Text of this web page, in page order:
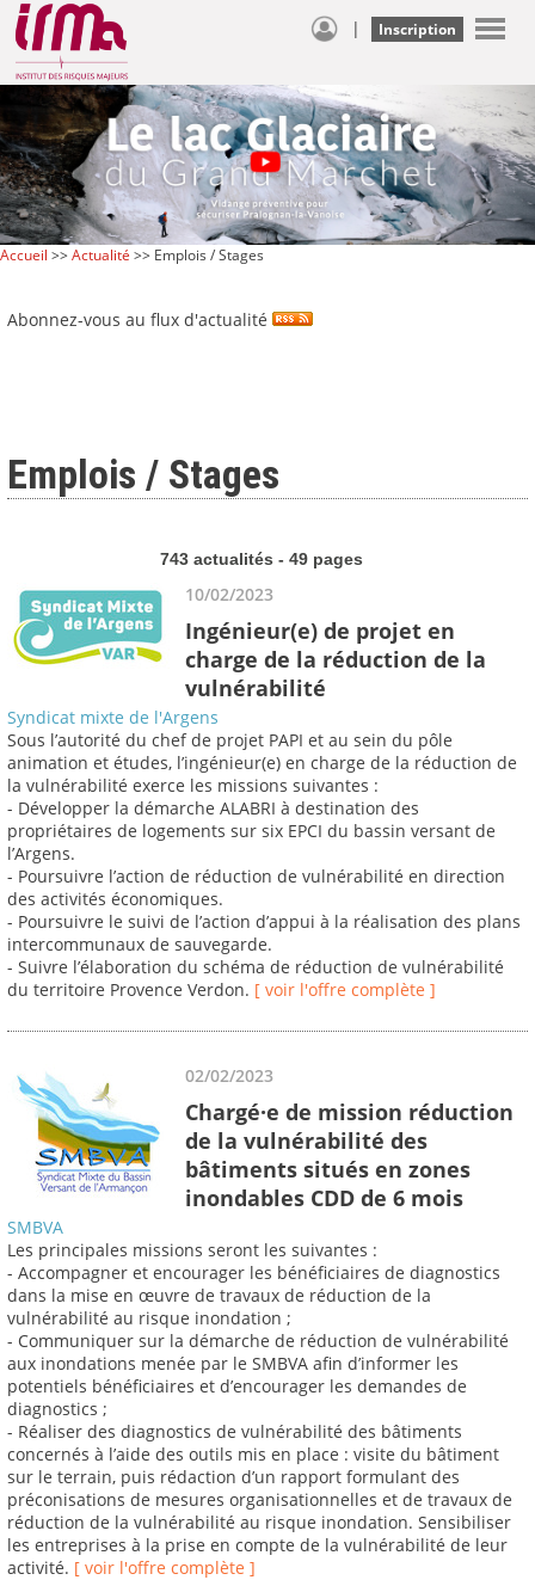
| Inscription
Accueil >>Actualité >> Emplois / Stages
Abonnez-vous au flux d'actualité
Emplois / Stages
743 actualités - 49 pages
10/02/2023
Ingénieur(e) de projet en
charge de la réduction de la
vulnérabilité
Syndicat mixte de l'Argens
Sous l’autorité du chef de projet PAPI et au sein du pôle
animation et études, l’ingénieur(e) en charge de la réduction de
la vulnérabilité exerce les missions suivantes :
- Développer la démarche ALABRI à destination des
propriétaires de logements sur six EPCI du bassin versant de
l’Argens.
- Poursuivre l’action de réduction de vulnérabilité en direction
des activités économiques.
- Poursuivre le suivi de l’action d’appui à la réalisation des plans
intercommunaux de sauvegarde.
- Suivre l’élaboration du schéma de réduction de vulnérabilité
du territoire Provence Verdon. [ voir l'offre complète ]
02/02/2023
Chargé·e de mission réduction
de la vulnérabilité des
bâtiments situés en zones
inondables CDD de 6 mois
SMBVA
Les principales missions seront les suivantes :
- Accompagner et encourager les bénéficiaires de diagnostics
dans la mise en œuvre de travaux de réduction de la
vulnérabilité au risque inondation ;
- Communiquer sur la démarche de réduction de vulnérabilité
aux inondations menée par le SMBVA afin d’informer les
potentiels bénéficiaires et d’encourager les demandes de
diagnostics ;
- Réaliser des diagnostics de vulnérabilité des bâtiments
concernés à l’aide des outils mis en place : visite du bâtiment
sur le terrain, puis rédaction d’un rapport formulant des
préconisations de mesures organisationnelles et de travaux de
réduction de la vulnérabilité au risque inondation. Sensibiliser
les entreprises à la prise en compte de la vulnérabilité de leur
activité. [ voir l'offre complète ]